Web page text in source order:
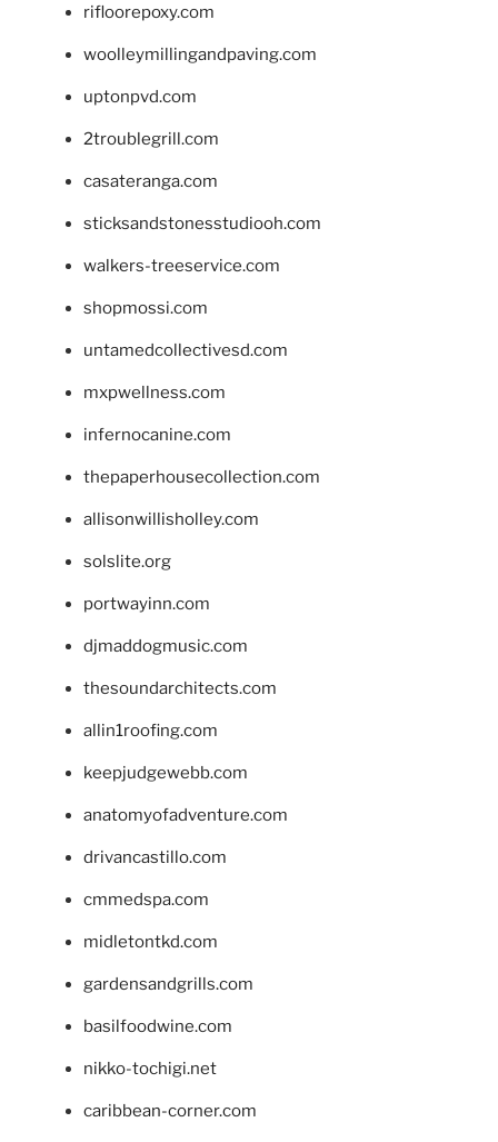
rifloorepoxy.com
woolleymillingandpaving.com
uptonpvd.com
2troublegrill.com
casateranga.com
sticksandstonesstudiooh.com
walkers-treeservice.com
shopmossi.com
untamedcollectivesd.com
mxpwellness.com
infernocanine.com
thepaperhousecollection.com
allisonwillisholley.com
solslite.org
portwayinn.com
djmaddogmusic.com
thesoundarchitects.com
allin1roofing.com
keepjudgewebb.com
anatomyofadventure.com
drivancastillo.com
cmmedspa.com
midletontkd.com
gardensandgrills.com
basilfoodwine.com
nikko-tochigi.net
caribbean-corner.com